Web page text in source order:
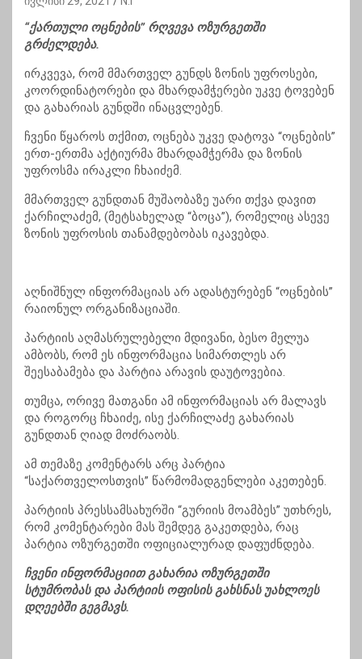
“ქართული ოცნების” რღვევა ოზურგეთში
გრძელდება.
ირკვევა, რომ მმართველ გუნდს ზონის უფროსები,
კოორდინატორები და მხარდამჭერები უკვე ტოვებენ
და გახარიას გუნდში ინაცვლებენ.
ჩვენი წყაროს თქმით, ოცნება უკვე დატოვა “ოცნების”
ერთ-ერთმა აქტიურმა მხარდამჭერმა და ზონის
უფროსმა ირაკლი ჩხაიძემ.
მმართველ გუნდთან მუშაობაზე უარი თქვა დავით
ქარჩილაძემ, (მეტსახელად “ბოცა”), რომელიც ასევე
ზონის უფროსის თანამდებობას იკავებდა.
აღნიშნულ ინფორმაციას არ ადასტურებენ “ოცნების”
რაიონულ ორგანიზაციაში.
პარტიის აღმასრულებელი მდივანი, ბესო მელუა
ამბობს, რომ ეს ინფორმაცია სიმართლეს არ
შეესაბამება და პარტია არავის დაუტოვებია.
თუმცა, ორივე მათგანი ამ ინფორმაციას არ მალავს
და როგორც ჩხაიძე, ისე ქარჩილაძე გახარიას
გუნდთან ღიად მოძრაობს.
ამ თემაზე კომენტარს არც პარტია
“საქართველოსთვის” წარმომადგენლები აკეთებენ.
პარტიის პრესსამსახურში “გურიის მოამბეს” უთხრეს,
რომ კომენტარები მას შემდეგ გაკეთდება, რაც
პარტია ოზურგეთში ოფიციალურად დაფუძნდება.
ჩვენი ინფორმაციით გახარია ოზურგეთში
სტუმრობას და პარტიის ოფისის გახსნას უახლოეს
დღეებში გეგმავს.